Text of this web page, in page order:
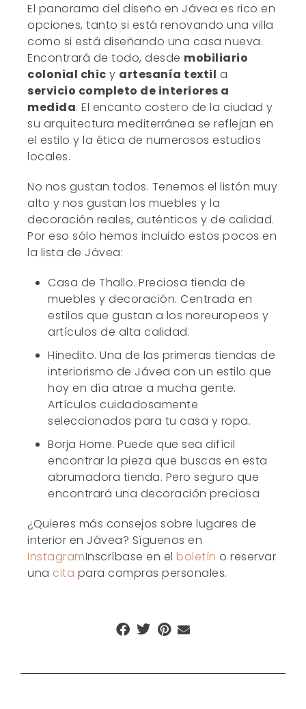
El panorama del diseño en Jávea es rico en
opciones, tanto si está renovando una villa
como si está diseñando una casa nueva.
Encontrará de todo, desde mobiliario
colonial chic y artesanía textil a
servicio completo de interiores a
medida. El encanto costero de la ciudad y
su arquitectura mediterránea se reflejan en
el estilo y la ética de numerosos estudios
locales.
No nos gustan todos. Tenemos el listón muy
alto y nos gustan los muebles y la
decoración reales, auténticos y de calidad.
Por eso sólo hemos incluido estos pocos en
la lista de Jávea:
Casa de Thallo. Preciosa tienda de
muebles y decoración. Centrada en
estilos que gustan a los noreuropeos y
artículos de alta calidad.
Hinedito. Una de las primeras tiendas de
interiorismo de Jávea con un estilo que
hoy en día atrae a mucha gente.
Artículos cuidadosamente
seleccionados para tu casa y ropa.
Borja Home. Puede que sea difícil
encontrar la pieza que buscas en esta
abrumadora tienda. Pero seguro que
encontrará una decoración preciosa
¿Quieres más consejos sobre lugares de
interior en Jávea? Síguenos en
InstagramInscríbase en elboletín o reservar
una cita para compras personales.